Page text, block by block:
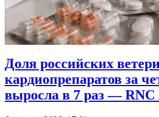
Доля российских
кардиопрепаратов за
выросла в 7 раз — RNC